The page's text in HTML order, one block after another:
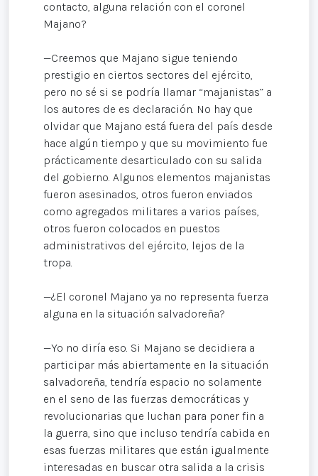
contacto, alguna relación con el coronel
Majano?
—Creemos que Majano sigue teniendo
prestigio en ciertos sectores del ejército,
pero no sé si se podría llamar “majanistas” a
los autores de es declaración. No hay que
olvidar que Majano está fuera del país desde
hace algún tiempo y que su movimiento fue
prácticamente desarticulado con su salida
del gobierno. Algunos elementos majanistas
fueron asesinados, otros fueron enviados
como agregados militares a varios países,
otros fueron colocados en puestos
administrativos del ejército, lejos de la
tropa.
—¿El coronel Majano ya no representa fuerza
alguna en la situación salvadoreña?
—Yo no diría eso. Si Majano se decidiera a
participar más abiertamente en la situación
salvadoreña, tendría espacio no solamente
en el seno de las fuerzas democráticas y
revolucionarias que luchan para poner fin a
la guerra, sino que incluso tendría cabida en
esas fuerzas militares que están igualmente
interesadas en buscar otra salida a la crisis